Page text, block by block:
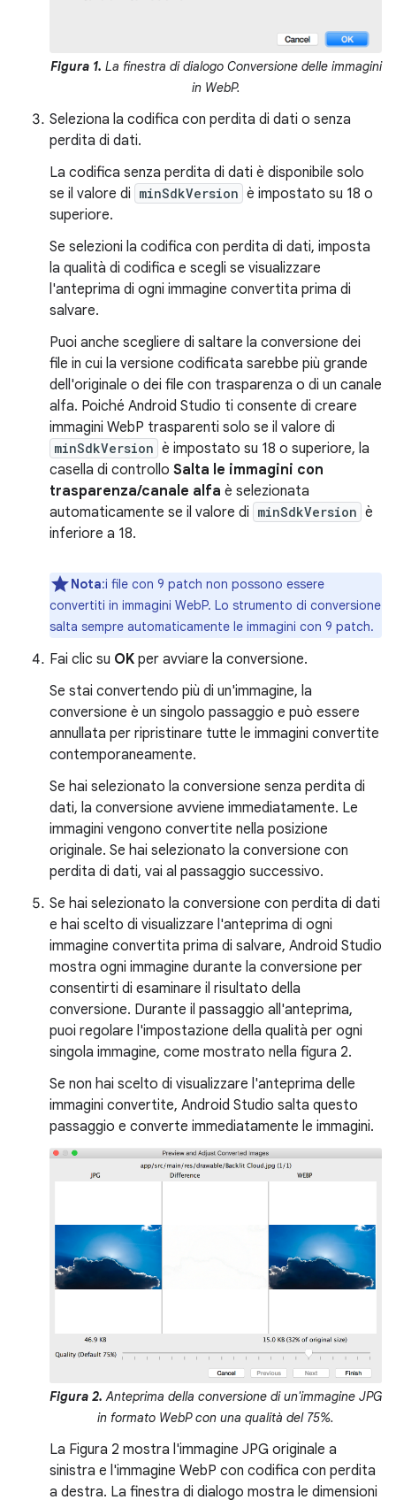
Figura 1. La finestra di dialogo Conversione delle immagini
in WebP.
Seleziona la codifica con perdita di dati o senza
perdita di dati.
La codifica senza perdita di dati è disponibile solo
se il valore di minSdkVersion è impostato su 18 o
superiore.
Se selezioni la codifica con perdita di dati, imposta
la qualità di codifica e scegli se visualizzare
l'anteprima di ogni immagine convertita prima di
salvare.
Puoi anche scegliere di saltare la conversione dei
file in cui la versione codificata sarebbe più grande
dell'originale o dei file con trasparenza o di un canale
alfa. Poiché Android Studio ti consente di creare
immagini WebP trasparenti solo se il valore di
minSdkVersion è impostato su 18 o superiore, la
casella di controllo Salta le immagini con
trasparenza/canale alfa è selezionata
automaticamente se il valore di minSdkVersion è
inferiore a 18.
Nota:i file con 9 patch non possono essere
convertiti in immagini WebP. Lo strumento di conversione
salta sempre automaticamente le immagini con 9 patch.
Fai clic su OK per avviare la conversione.
Se stai convertendo più di un'immagine, la
conversione è un singolo passaggio e può essere
annullata per ripristinare tutte le immagini convertite
contemporaneamente.
Se hai selezionato la conversione senza perdita di
dati, la conversione avviene immediatamente. Le
immagini vengono convertite nella posizione
originale. Se hai selezionato la conversione con
perdita di dati, vai al passaggio successivo.
Se hai selezionato la conversione con perdita di dati
e hai scelto di visualizzare l'anteprima di ogni
immagine convertita prima di salvare, Android Studio
mostra ogni immagine durante la conversione per
consentirti di esaminare il risultato della
conversione. Durante il passaggio all'anteprima,
puoi regolare l'impostazione della qualità per ogni
singola immagine, come mostrato nella figura 2.
Se non hai scelto di visualizzare l'anteprima delle
immagini convertite, Android Studio salta questo
passaggio e converte immediatamente le immagini.
Figura 2. Anteprima della conversione di un'immagine JPG
in formato WebP con una qualità del 75%.
La Figura 2 mostra l'immagine JPG originale a
sinistra e l'immagine WebP con codifica con perdita
a destra. La finestra di dialogo mostra le dimensioni